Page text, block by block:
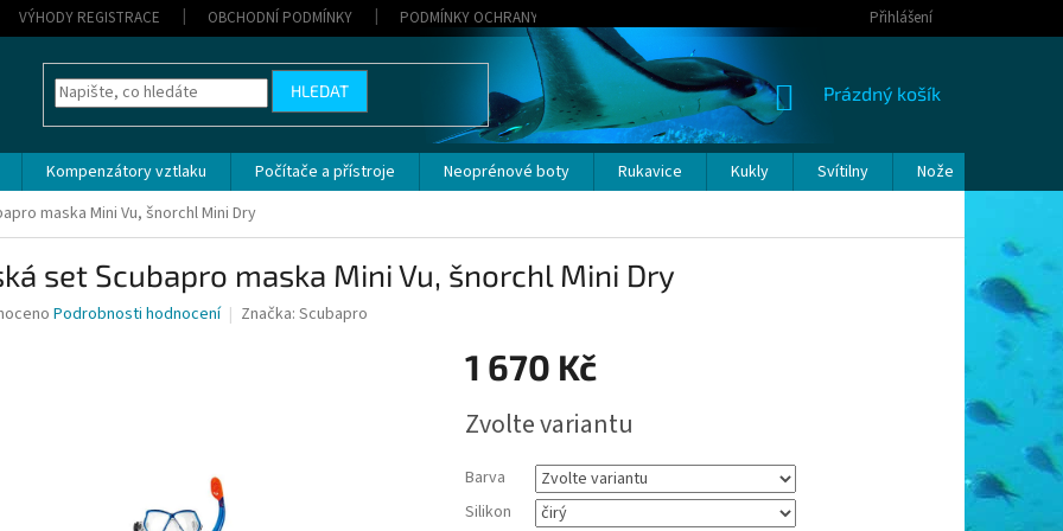
VÝHODY REGISTRACE OBCHODNÍ PODMÍNKY PODMÍNKY OCHRANY OSOBNÍCH ÚDAJŮ Přihlášení
HLEDAT
NÁKUPNÍ
Prázdný košík
Kompenzátory vztlaku Počítače a přístroje Neoprénové boty Rukavice Kukly Svítilny Nože
maska Mini Vu, šnorchl Mini Dry
set Scubapro maska Mini Vu, šnorchl Mini Dry
Podrobnosti hodnocení Značka: Scubapro
1 670 Kč
cena:
Zvolte variantu
Barva
Silikon